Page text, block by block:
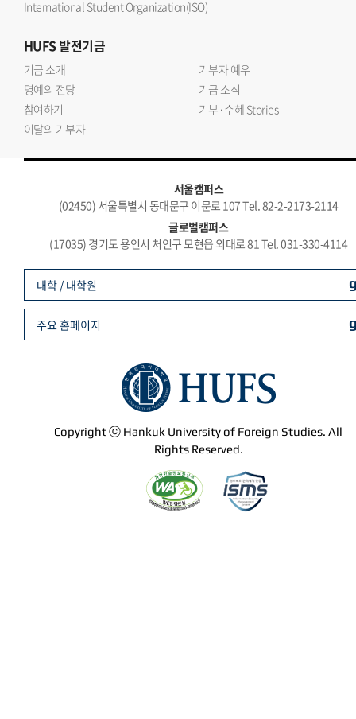
International Student Organization(ISO)
HUFS발전기금
기금 소개
기부자 예우
명예의 전당
기금 소식
참여하기
기부·수혜 Stories
이달의 기부자
서울캠퍼스
(02450) 서울특별시 동대문구 이문로 107 Tel. 82-2-2173-2114
글로벌캠퍼스
(17035) 경기도 용인시 처인구 모현읍 외대로 81 Tel. 031-330-4114
Copyright ⓒ Hankuk University of Foreign Studies. All
Rights Reserved.
대학 / 대학원
주요 홈페이지